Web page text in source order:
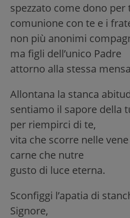
spezzato come dono per
comunione con te e i
non più anonimi
ma figli dell’unico Padre
attorno alla stessa
Allontana la stanca
sentiamo il sapore della
per riempirci di te,
vita che scorre nelle vene
carne che nutre
gusto di luce eterna.
Sconfiggi l’apatia di
Signore,